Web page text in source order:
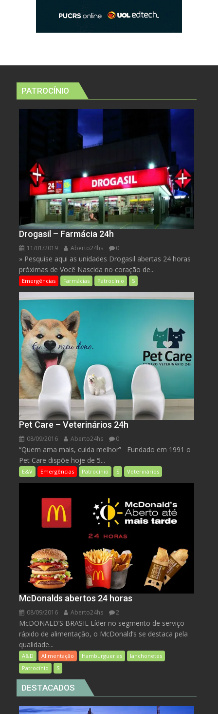
PATROCÍNIO
Drogasil – Farmácia 24h
11/01/2019 Aberto24hs 0
» Pesquise aqui as unidades Drogasil abertas 24 horas
próximas de Você Nascida no coração de...
Emergências Farmácias Patrocínio S
Pet Care – Veterinários 24h
08/09/2016 Aberto24hs 0
“Quem ama mais, cuida melhor” Fundado em 1991 o
Pet Care dispõe hoje de 5...
E&V Emergências Patrocínio S Veterinários
McDonalds abertos 24 horas
08/09/2016 Aberto24hs 2
McDONALD’S BRASIL Líder no segmento de serviço
rápido de alimentação, o McDonald’s se destaca pela
qualidade...
A&D Alimentação Hamburguerias
lanchonetes
Patrocínio
S
DESTACADOS